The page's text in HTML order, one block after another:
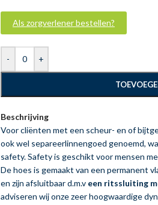
- +
Als zorgverlener bestellen?
Beschrijving
Voor cliënten met een scheur- en of
ook wel separeerlinnengoed genoemd,
safety. Safety is geschikt voor mensen
De hoes is gemaakt van een permanent
en zijn afsluitbaar d.m.v een ritssluiting
adviseren wij onze zeer hoogwaardige